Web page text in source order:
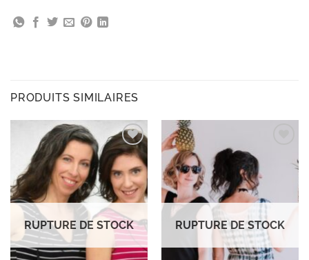
PRODUITS SIMILAIRES
Ajouter
à la
wishlist
RUPTURE DE STOCK RUPTURE DE STOCK